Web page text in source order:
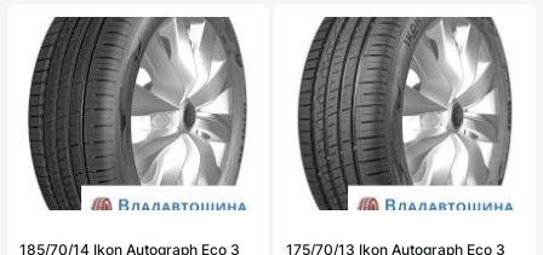
185/70/14 Ikon Autograph Eco 3
175/70/13 Ikon Autograph Eco 3